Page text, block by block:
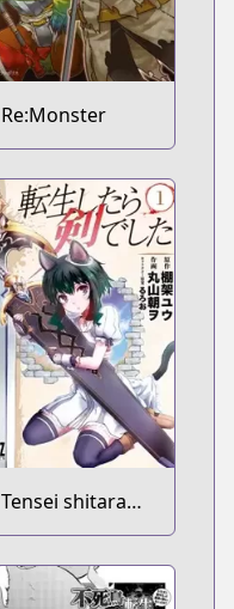
Re:Monster
Tensei shitara
Ken deshita